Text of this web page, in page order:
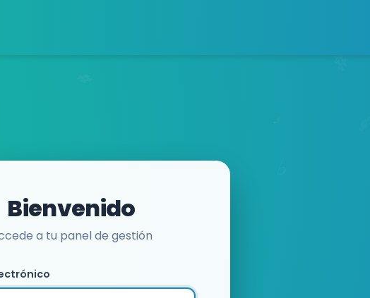
Bienvenido
a tu panel de gestión